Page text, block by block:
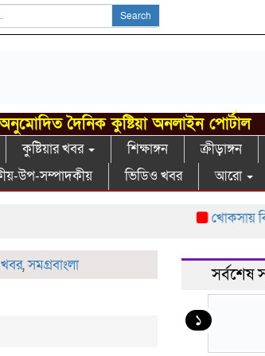
Search
দৈনিক কুষ্টিয়া অনলাইন পোর্টাল
কুষ্টিয়ার খবর শিক্ষাঙ্গন ক্রীড়াঙ্গন
উপ-সম্পাদকীয় ভিডিও খবর আরো
খোকসায়
,সমগ্রবাংলা সর্বশেষ
১